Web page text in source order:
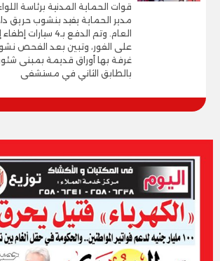
قوات الحماية المدنية برئاسة
مدير الحماية يفيد بنشوب حريق
العام. وتم الدفع بـ4
على الفور، وتبين بعد الفحص
غرفة بها أوراق قديمة بمبنى
بالطابق الثاني في مستشفى